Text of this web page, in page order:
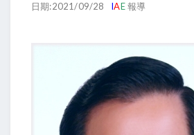
日期:2021/09/28 IAE報導